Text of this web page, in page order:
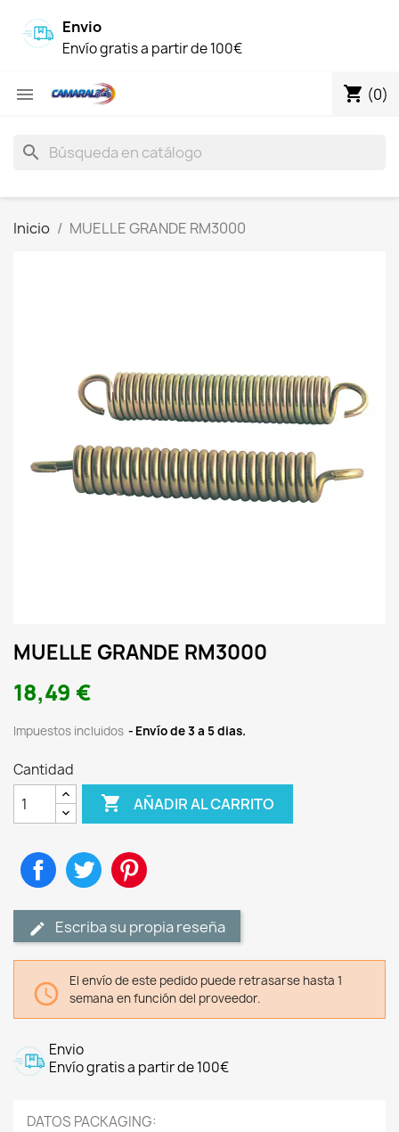
Envio
Envío gratis a partir de 100€
 shopping_cart (0)
search
Inicio MUELLE GRANDE RM3000
MUELLE GRANDE RM3000
18,49 €
Impuestos incluidos Envío de 3 a 5 dias.
Cantidad
 AÑADIR AL CARRITO
CompartirTuitear
Escriba su propia reseña

El envío de este pedido puede retrasarse hasta 1
semana en función del proveedor.
Envio
Envío gratis a partir de 100€
DATOS PACKAGING: